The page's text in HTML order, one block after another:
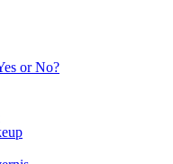
or No?